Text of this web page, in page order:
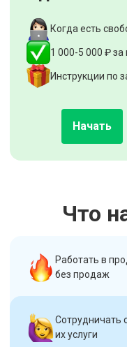
Когда есть
1 000-5 000 ₽
Инструкции по
Начать
Что
Работать в
без продаж
Сотрудничать
их услуги